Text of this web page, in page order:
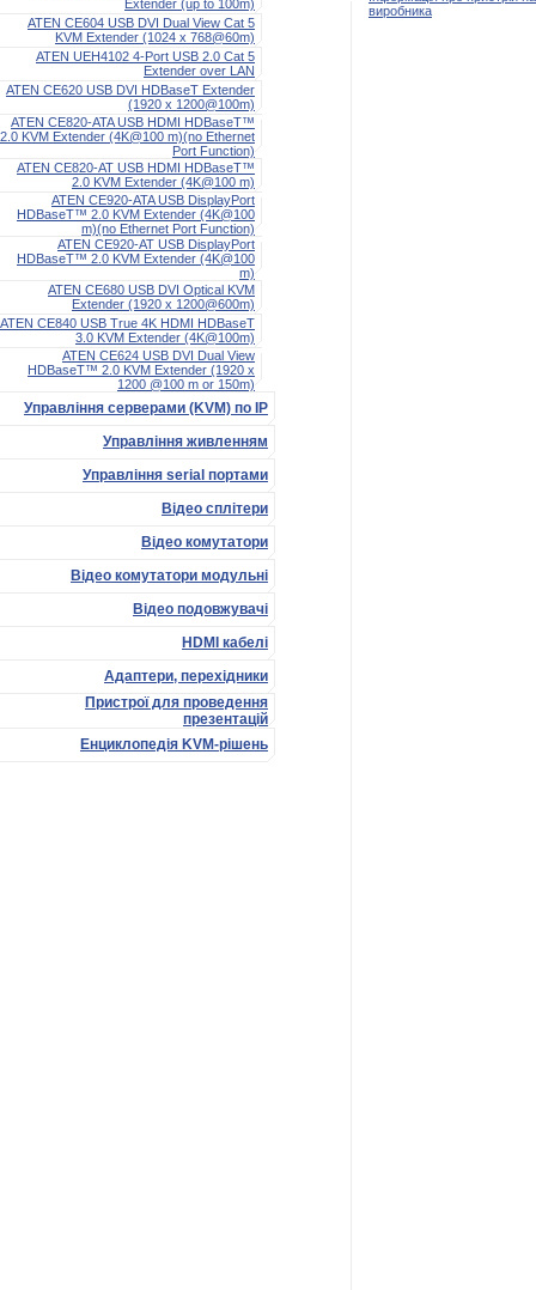
Extender (up to 100m)
ATEN CE604 USB DVI Dual View Cat 5
KVM Extender (1024 x 768@60m)
ATEN UEH4102 4-Port USB 2.0 Cat 5
Extender over LAN
ATEN CE620 USB DVI HDBaseT Extender
(1920 x 1200@100m)
ATEN CE820-ATA USB HDMI HDBaseT™
2.0 KVM Extender (4K@100 m)(no Ethernet
Port Function)
ATEN CE820-AT USB HDMI HDBaseT™
2.0 KVM Extender (4K@100 m)
ATEN CE920-ATA USB DisplayPort
HDBaseT™ 2.0 KVM Extender (4K@100
m)(no Ethernet Port Function)
ATEN CE920-AT USB DisplayPort
HDBaseT™ 2.0 KVM Extender (4K@100
m)
ATEN CE680 USB DVI Optical KVM
Extender (1920 x 1200@600m)
ATEN CE840 USB True 4K HDMI HDBaseT
3.0 KVM Extender (4K@100m)
ATEN CE624 USB DVI Dual View
HDBaseT™ 2.0 KVM Extender (1920 x
1200 @100 m or 150m)
Управління серверами (KVM) по IP
Управління живленням
Управління serial портами
Відео сплітери
Відео комутатори
Відео комутатори модульні
Відео подовжувачі
HDMI кабелі
Адаптери, перехідники
Пристрої для проведення
презентацій
Енциклопедія KVM-рішень
виробника